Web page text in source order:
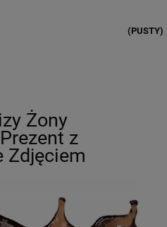
(PUSTY)
Żony
z
Zdjęciem